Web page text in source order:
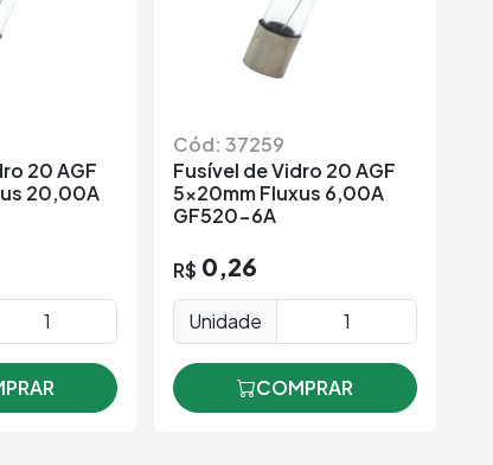
20 AGF
20,00A
Cód: 37259
Fusível de Vidro 20 AGF
5x20mm Fluxus 6,00A
GF520-6A
R$ 0,26
Unidade
COMPRAR